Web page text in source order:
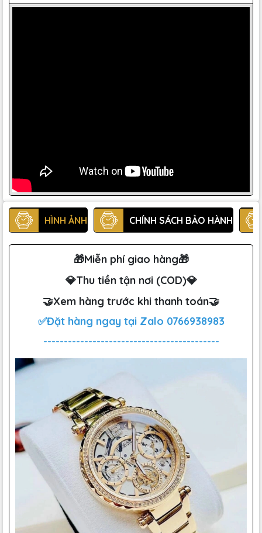
HÌNH ẢNH CHÍNH SÁCH BẢO HÀNH
🎁Miễn phí giao hàng🎁
💎Thu tiền tận nơi (COD)💎
🤝Xem hàng trước khi thanh toán🤝
✅Đặt hàng ngay tại Zalo 0766938983
-------------------------------------------